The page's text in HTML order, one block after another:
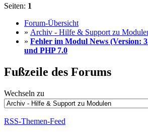
Seiten: 1
Forum-Übersicht
» Archiv - Hilfe & Support zu
» Fehler im Modul News (Version:
und PHP 7.0
Fußzeile des Forums
Wechseln zu
RSS-Themen-Feed